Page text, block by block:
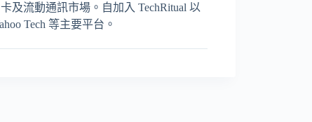
及流動通訊市場。自加入 TechRitual 以
Tech 等主要平台。